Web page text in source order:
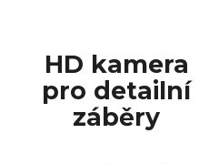
HD kamera
pro detailní
záběry